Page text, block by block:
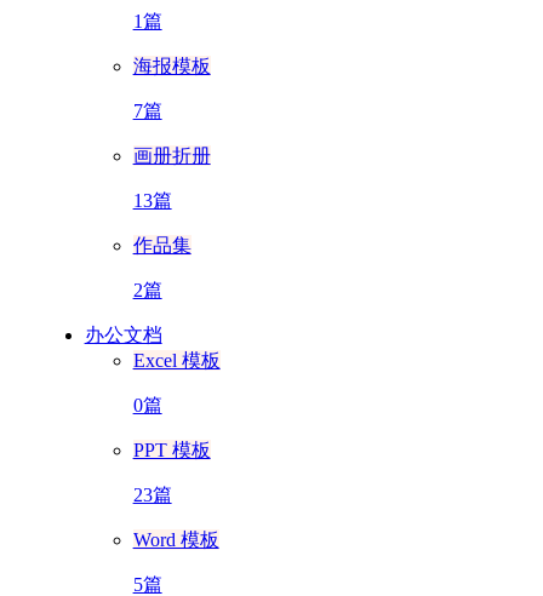
1篇
海报模板
7篇
画册折册
13篇
作品集
2篇
办公文档
Excel 模板
0篇
PPT 模板
23篇
Word 模板
5篇